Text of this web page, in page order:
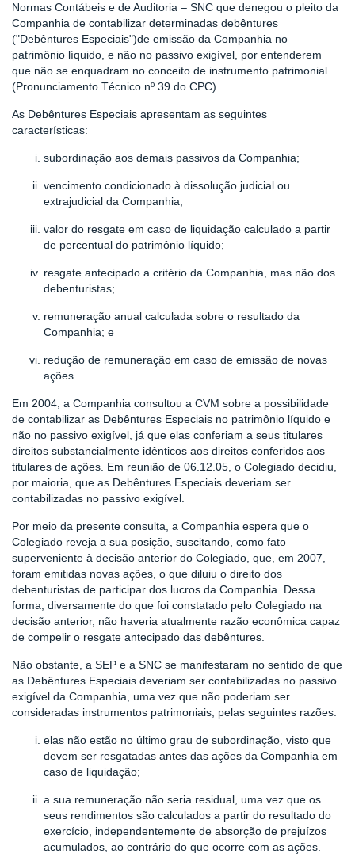
Normas Contábeis e de Auditoria – SNC que denegou o pleito da
Companhia de contabilizar determinadas debêntures
("Debêntures Especiais")de emissão da Companhia no
patrimônio líquido, e não no passivo exigível, por entenderem
que não se enquadram no conceito de instrumento patrimonial
(Pronunciamento Técnico nº 39 do CPC).
As Debêntures Especiais apresentam as seguintes
características:
subordinação aos demais passivos da Companhia;
vencimento condicionado à dissolução judicial ou
extrajudicial da Companhia;
valor do resgate em caso de liquidação calculado a partir
de percentual do patrimônio líquido;
resgate antecipado a critério da Companhia, mas não dos
debenturistas;
remuneração anual calculada sobre o resultado da
Companhia; e
redução de remuneração em caso de emissão de novas
ações.
Em 2004, a Companhia consultou a CVM sobre a possibilidade
de contabilizar as Debêntures Especiais no patrimônio líquido e
não no passivo exigível, já que elas conferiam a seus titulares
direitos substancialmente idênticos aos direitos conferidos aos
titulares de ações. Em reunião de 06.12.05, o Colegiado decidiu,
por maioria, que as Debêntures Especiais deveriam ser
contabilizadas no passivo exigível.
Por meio da presente consulta, a Companhia espera que o
Colegiado reveja a sua posição, suscitando, como fato
superveniente à decisão anterior do Colegiado, que, em 2007,
foram emitidas novas ações, o que diluiu o direito dos
debenturistas de participar dos lucros da Companhia. Dessa
forma, diversamente do que foi constatado pelo Colegiado na
decisão anterior, não haveria atualmente razão econômica capaz
de compelir o resgate antecipado das debêntures.
Não obstante, a SEP e a SNC se manifestaram no sentido de que
as Debêntures Especiais deveriam ser contabilizadas no passivo
exigível da Companhia, uma vez que não poderiam ser
consideradas instrumentos patrimoniais, pelas seguintes razões:
elas não estão no último grau de subordinação, visto que
devem ser resgatadas antes das ações da Companhia em
caso de liquidação;
a sua remuneração não seria residual, uma vez que os
seus rendimentos são calculados a partir do resultado do
exercício, independentemente de absorção de prejuízos
acumulados, ao contrário do que ocorre com as ações.